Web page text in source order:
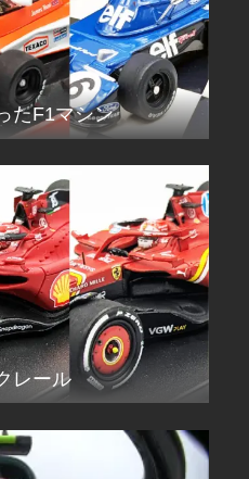
たF1マシン
レール